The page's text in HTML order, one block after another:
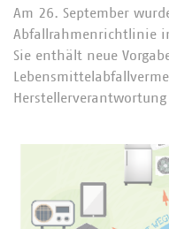
Am 26. September
Abfallrahmenrichtlinie
Sie enthält neue